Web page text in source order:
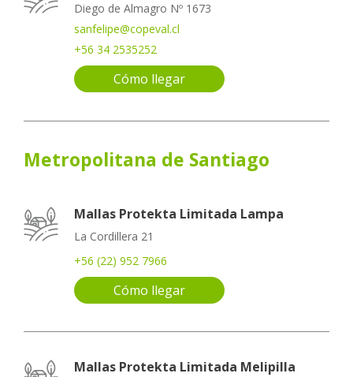
Diego de Almagro Nº 1673
sanfelipe@copeval.cl
+56 34 2535252
Cómo llegar
Metropolitana de Santiago
Mallas Protekta Limitada Lampa
La Cordillera 21
+56 (22) 952 7966
Cómo llegar
Mallas Protekta Limitada Melipilla